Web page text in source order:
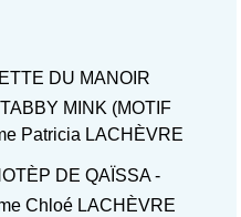
DU MANOIR
MINK (MOTIF
Patricia LACHÈVRE
DE QAÏSSA -
Chloé LACHÈVRE